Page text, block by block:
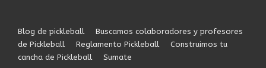
Menú
del
pie
Blog de pickleball
Buscamos colaboradores y profesores
de Pickleball
Reglamento Pickleball
Construimos tu
cancha de Pickleball
Sumate